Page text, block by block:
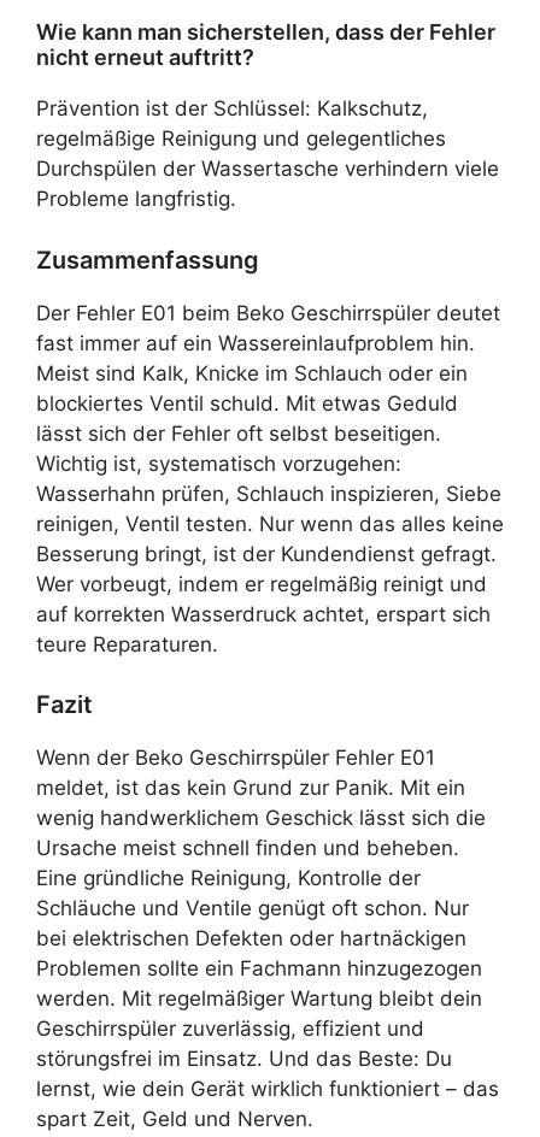
Wie kann man sicherstellen, dass der Fehler
nicht erneut auftritt?
Prävention ist der Schlüssel: Kalkschutz,
regelmäßige Reinigung und gelegentliches
Durchspülen der Wassertasche verhindern viele
Probleme langfristig.
Zusammenfassung
Der Fehler E01 beim Beko Geschirrspüler deutet
fast immer auf ein Wassereinlaufproblem hin.
Meist sind Kalk, Knicke im Schlauch oder ein
blockiertes Ventil schuld. Mit etwas Geduld
lässt sich der Fehler oft selbst beseitigen.
Wichtig ist, systematisch vorzugehen:
Wasserhahn prüfen, Schlauch inspizieren, Siebe
reinigen, Ventil testen. Nur wenn das alles keine
Besserung bringt, ist der Kundendienst gefragt.
Wer vorbeugt, indem er regelmäßig reinigt und
auf korrekten Wasserdruck achtet, erspart sich
teure Reparaturen.
Fazit
Wenn der Beko Geschirrspüler Fehler E01
meldet, ist das kein Grund zur Panik. Mit ein
wenig handwerklichem Geschick lässt sich die
Ursache meist schnell finden und beheben.
Eine gründliche Reinigung, Kontrolle der
Schläuche und Ventile genügt oft schon. Nur
bei elektrischen Defekten oder hartnäckigen
Problemen sollte ein Fachmann hinzugezogen
werden. Mit regelmäßiger Wartung bleibt dein
Geschirrspüler zuverlässig, effizient und
störungsfrei im Einsatz. Und das Beste: Du
lernst, wie dein Gerät wirklich funktioniert – das
spart Zeit, Geld und Nerven.